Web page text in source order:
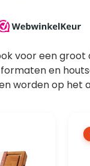
voor een
formaten en
worden op